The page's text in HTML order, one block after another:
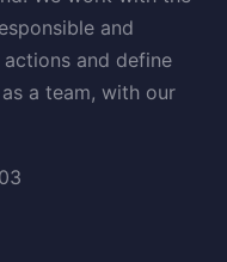
and
and define
a team, with our